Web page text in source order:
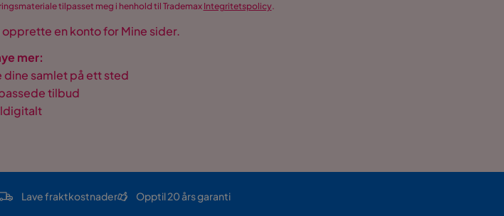
tilpasset meg i henhold til TrademaxIntegritetspolicy.
opprette en konto for Mine sider.
mer:
dine samlet på ett sted
tilbud
Lave fraktkostnader Opptil 20 års garanti